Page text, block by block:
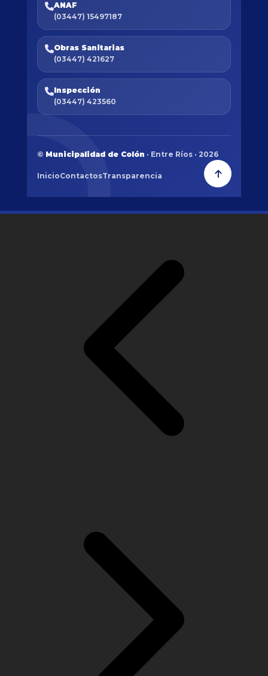
ANAF
(03447) 15497187
Obras Sanitarias
(03447) 421627
Inspección
(03447) 423560
© Municipalidad de Colón · Entre Ríos · 2026
InicioContactosTransparencia